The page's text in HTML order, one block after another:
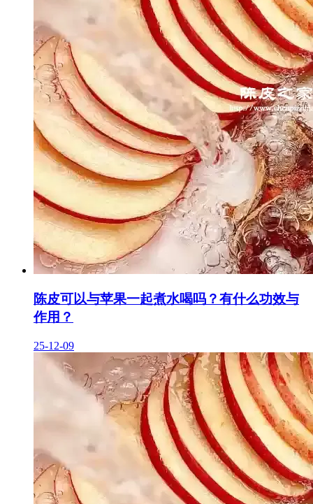
陈皮可以与苹果一起煮水喝吗？有什么功效与
作用？
25-12-09